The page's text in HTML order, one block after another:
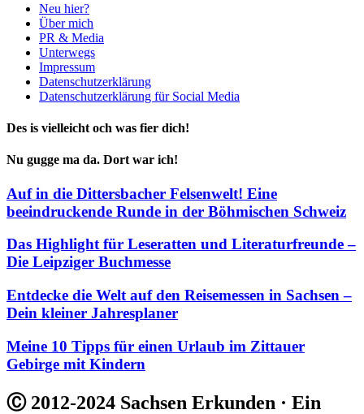
Neu hier?
Über mich
PR & Media
Unterwegs
Impressum
Datenschutzerklärung
Datenschutzerklärung für Social Media
Des is vielleicht och was fier dich!
Nu gugge ma da. Dort war ich!
Auf in die Dittersbacher Felsenwelt! Eine
beeindruckende Runde in der Böhmischen Schweiz
Das Highlight für Leseratten und Literaturfreunde –
Die Leipziger Buchmesse
Entdecke die Welt auf den Reisemessen in Sachsen –
Dein kleiner Jahresplaner
Meine 10 Tipps für einen Urlaub im Zittauer
Gebirge mit Kindern
Ⓒ 2012-2024 Sachsen Erkunden · Ein